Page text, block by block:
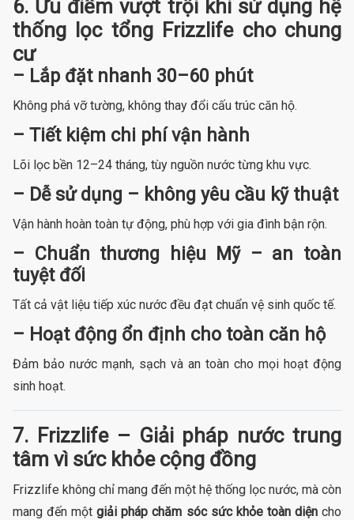
6. Ưu điểm vượt trội khi sử dụng hệ
thống lọc tổng Frizzlife cho chung
cư
– Lắp đặt nhanh 30–60 phút
Không phá vỡ tường, không thay đổi cấu trúc căn hộ.
– Tiết kiệm chi phí vận hành
Lõi lọc bền 12–24 tháng, tùy nguồn nước từng khu vực.
– Dễ sử dụng – không yêu cầu kỹ thuật
Vận hành hoàn toàn tự động, phù hợp với gia đình bận rộn.
– Chuẩn thương hiệu Mỹ – an toàn
tuyệt đối
Tất cả vật liệu tiếp xúc nước đều đạt chuẩn vệ sinh quốc tế.
– Hoạt động ổn định cho toàn căn hộ
Đảm bảo nước mạnh, sạch và an toàn cho mọi hoạt động
sinh hoạt.
7. Frizzlife – Giải pháp nước trung
tâm vì sức khỏe cộng đồng
Frizzlife không chỉ mang đến một hệ thống lọc nước, mà còn
mang đến mộtgiải pháp chăm sóc sức khỏe toàn diệncho